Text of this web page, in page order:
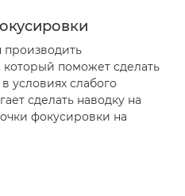
производить
поможет сделать
условиях слабого
сделать наводку на
фокусировки на